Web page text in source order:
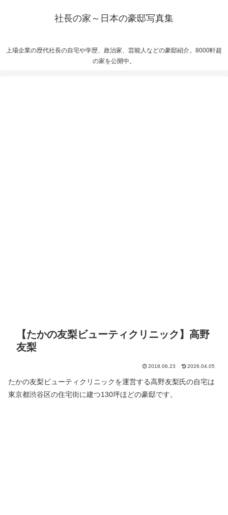
社長の家～日本の豪邸写真集
上場企業の歴代社長の自宅や学歴、政治家、芸能人などの豪邸紹介。8000軒超
の家を公開中。
【たかの友梨ビューティクリニック】高野
友梨
2018.06.23 2026.04.05
たかの友梨ビューティクリニックを運営する高野友梨氏の自宅は
東京都渋谷区の住宅街に建つ130坪ほどの豪邸です。